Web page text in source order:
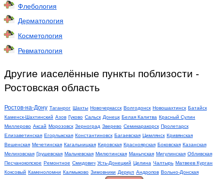
Флебология
Дерматология
Косметология
Ревматология
Другие иаселённые пункты поблизости -
Ростовская область
Ростов-на-Дону Таганрог Шахты Новочеркасск Волгодонск Новошахтинск Батайск
Каменск-Шахтинский Азов Гуково Сальск Донецк Белая Калитва Красный Сулин
Миллерово Аксай Морозовск Зерноград Зверево Семикаракорск Пролетарск
Елизаветинская Егорлыкская Константиновск Багаевская Цимлянск Кривянская
Вешенская Мечетинская Кагальницкая Кировская Красноярская Боковская Казанская
Мелиховская Грушевская Мальчевская Милютинская Манычская Мигулинская Обливская
Песчанокопское Ремонтное Смидович Усть-Донецкий Целина Чалтырь Матвеев Курган
Коксовый Каменоломни Калмыково Зимовники Деркул Андропов Вольно-Донская